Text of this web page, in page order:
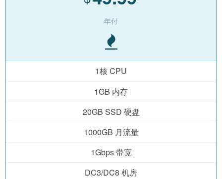
年付
1核 CPU
1GB 内存
20GB SSD 硬盘
1000GB 月流量
1Gbps 带宽
DC3/DC8 机房